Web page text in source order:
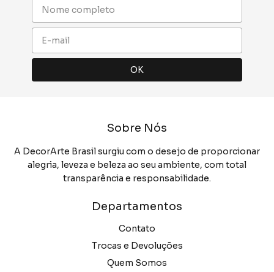
Sobre Nós
A DecorArte Brasil surgiu com o desejo de proporcionar
alegria, leveza e beleza ao seu ambiente, com total
transparência e responsabilidade.
Departamentos
Contato
Trocas e Devoluções
Quem Somos